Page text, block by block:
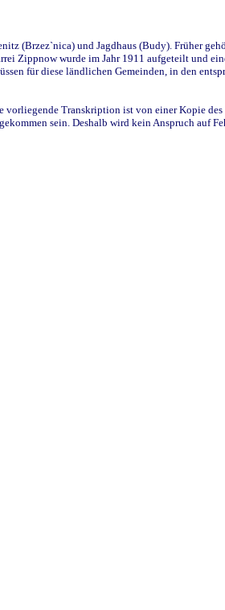
(Brzez`nica) und Jagdhaus (Budy). Früher
Zippnow wurde im Jahr 1911 aufgeteilt und
für diese ländlichen Gemeinden, in den
vorliegende Transkription ist von einer Kopie
sein. Deshalb wird kein Anspruch auf